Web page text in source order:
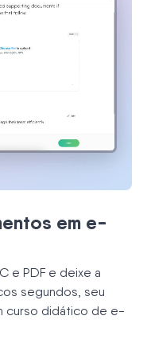
em e-
e PDF e deixe a
segundos, seu
curso didático de e-